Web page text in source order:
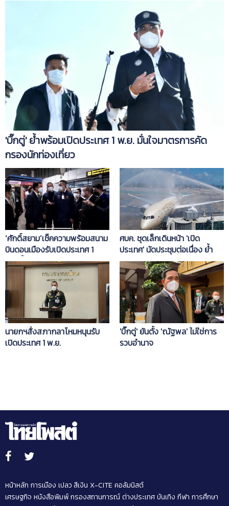
'บิ๊กตู่' ย้ำพร้อมเปิดประเทศ 1 พ.ย. มั่นใจมาตรการคัด
กรองนักท่องเที่ยว
‘ศักดิ์สยาม’เช็คความพร้อมสนาม
บินดอนเมืองรับเปิดประเทศ 1
พ.ย.นี้ ยืนยันพร้อม 100%
ศบค. ชุดเล็กเดินหน้า 'เปิด
ประเทศ' นัดประชุมต่อเนื่อง ย้ำ
รอบคอบ คนไทยต้องปลอดภัยมี
แผนเผชิญเหตุ
นายกฯสั่งสภากลาโหมหนุนรับ
เปิดประเทศ 1 พ.ย.
'บิ๊กตู่' ยันตั้ง 'ณัฐพล' ไม่ใช่การ
รวบอำนาจ
หน้าหลัก การเมือง เปลว สีเงิน X-CITE คอลัมนิสต์
เศรษฐกิจ หนังสือพิมพ์กรองสถานการณ์ต่างประเทศบันเทิง กีฬา การศึกษา